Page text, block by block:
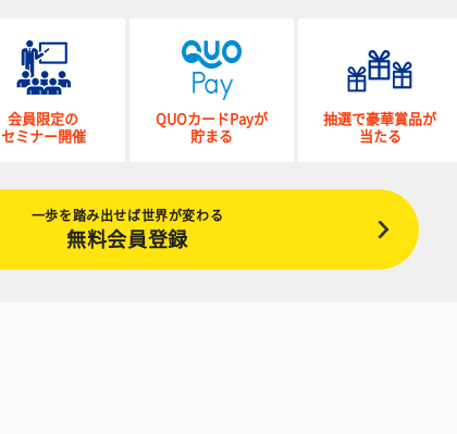
会員限定の
セミナー開催
QUOカードPayが
貯まる
抽選で豪華賞品が
当たる
一歩を踏み出せば世界が変わる
無料会員登録